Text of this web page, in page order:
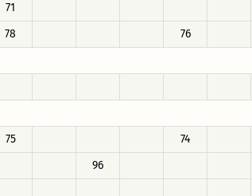
71
78
76
75
74
96